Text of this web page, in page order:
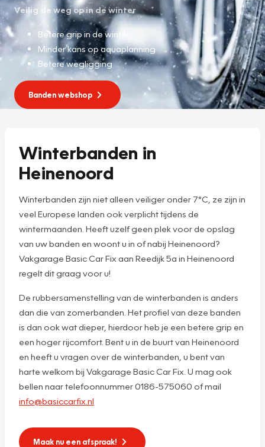
Veilig de weg op in de winter
Betere grip in de winter
Minder kans op aquaplanning
Betere wegligging
Banden webshop
Winterbanden in
Heinenoord
Winterbanden zijn niet alleen veiliger onder 7°C, ze zijn in
veel Europese landen ook verplicht tijdens de
wintermaanden. Heeft uzelf geen plek voor de opslag
van uw banden en woont u in of nabij Heinenoord?
Vakgarage Basic Car Fix aan Reedijk 5a in Heinenoord
regelt dit graag voor u!
De rubbersamenstelling van de winterbanden is anders
dan die van zomerbanden. Het profiel van deze banden
is dan ook wat dieper, hierdoor heb je een betere grip en
een hoger rijcomfort. Bent u in de buurt van Heinenoord
en heeft u vragen over de winterbanden, u bent van
harte welkom bij Vakgarage Basic Car Fix. U mag ook
bellen naar telefoonnummer 0186-575060 of mail
info@basiccarfix.nl
Maak nu een afspraak!